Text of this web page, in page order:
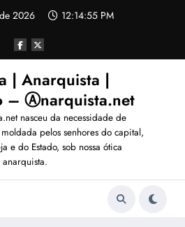
2026 12:14:56 PM
| Anarquista |
– Ⓐnarquista.net
nasceu da necessidade de
pelos senhores do capital,
e do Estado, sob nossa ótica
anarquista.